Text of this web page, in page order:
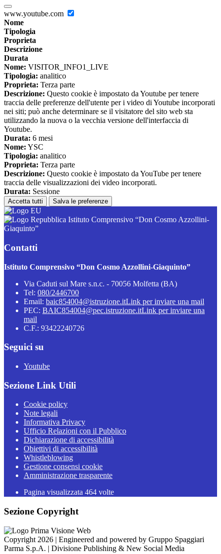
www.youtube.com
Nome
Tipologia
Proprieta
Descrizione
Durata
Nome: VISITOR_INFO1_LIVE
Tipologia: analitico
Proprieta: Terza parte
Descrizione: Questo cookie è impostato da Youtube per tenere
traccia delle preferenze dell'utente per i video di Youtube incorporati
nei siti; può anche determinare se il visitatore del sito web sta
utilizzando la nuova o la vecchia versione dell'interfaccia di
Youtube.
Durata: 6 mesi
Nome: YSC
Tipologia: analitico
Proprieta: Terza parte
Descrizione: Questo cookie è impostato da YouTube per tenere
traccia delle visualizzazioni dei video incorporati.
Durata: Sessione
Accetta tutti Salva le preferenze
Istituto Comprensivo “Don Cosmo Azzollini-
Giaquinto”
Contatti
Istituto Comprensivo “Don Cosmo Azzollini-Giaquinto”
Via Caduti sul Mare s.n.c. - 70056 Molfetta (BA)
Tel: 080/2446700
Email: baic854004@istruzione.itLink per inviare una mail
PEC: BAIC854004@pec.istruzione.itLink per inviare una
mail
C.F.: 93422240726
Seguici su
Youtube
Sezione Link Utili
Cookie policy
Note legali
Informativa Privacy
Ufficio Relazioni con il Pubblico
Dichiarazione di accessibilità
Obiettivi di accessibilità
Whistleblowing
Gestione consensi cookie
Amministrazione trasparente
Pagina visualizzata 464 volte
Sezione Copyright
Copyright 2026 | Engineered and powered by Gruppo Spaggiari
Parma S.p.A. | Divisione Publishing & New Social Media